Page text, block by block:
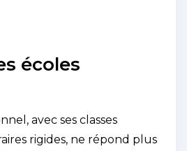
écoles
avec ses classes
rigides, ne répond plus